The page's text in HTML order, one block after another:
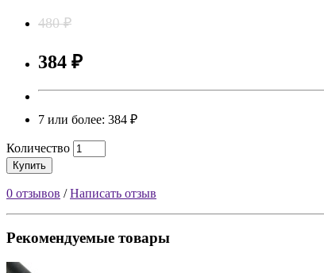
480 ₽
384 ₽
7 или более: 384 ₽
Количество
Купить
0 отзывов /Написать отзыв
Рекомендуемые товары